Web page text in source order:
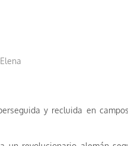
y recluida en